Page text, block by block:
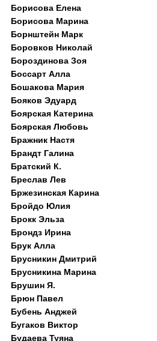
Борисова Елена
Борисова Марина
Борнштейн Марк
Боровков Николай
Бороздинова Зоя
Боссарт Алла
Бошакова Мария
Бояков Эдуард
Боярская Катерина
Боярская Любовь
Бражник Настя
Брандт Галина
Братский К.
Бреслав Лев
Бржезинская Карина
Бройдо Юлия
Брокк Эльза
Брондз Ирина
Брук Алла
Брусникин Дмитрий
Брусникина Марина
Брушин Я.
Брюн Павел
Бубень Анджей
Бугаков Виктор
Будаева Туяна